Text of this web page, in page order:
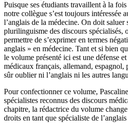
Puisque ses étudiants travaillent à la
notre collègue s’est toujours intéressée
l’anglais de la médecine. On doit saluer
plurilinguisme des discours spécialisés,
permettre de s’exprimer en termes
anglais » en médecine. Tant et si bien
le volume présenté ici est une défense
médicaux français, allemand, espagnol,
sûr oublier ni l’anglais ni les autres
Pour confectionner ce volume,
spécialistes reconnus des discours
chapitre, la rédactrice du volume
droits en tant que spécialiste de